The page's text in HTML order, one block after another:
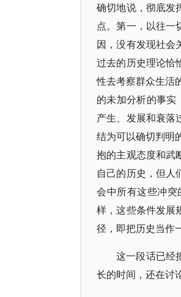
确切地说，彻底发
点。第一，以往一
因，没有发现社会
过去的历史理论恰
性去考察群众生活
的未加分析的事
产生、发展和衰落
结为可以确切判明
抱的主观态度和武
自己的历史，但人
会中所有这些冲
样，这些条件发
径，即把历史当作
这一段话已经
长的时间，还在讨